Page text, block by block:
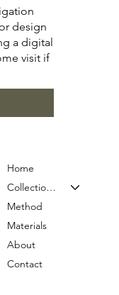
Home
Collection & Prices
Method
Materials
About
Contact
design
a digital
visit if